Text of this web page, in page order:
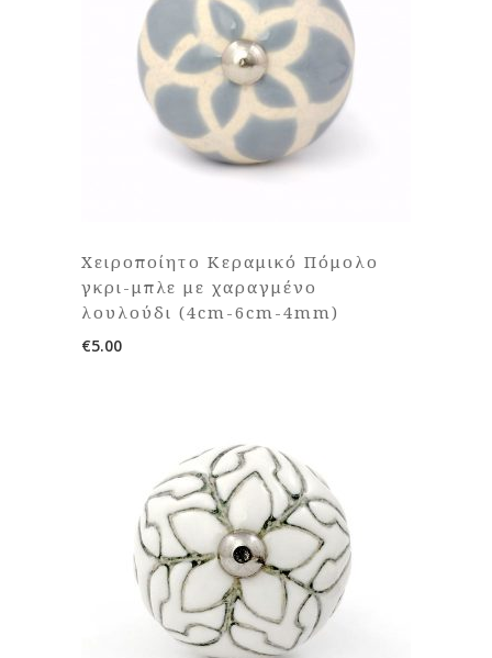
Χειροποίητο Κεραμικό Πόμολο
γκρι-μπλε με χαραγμένο
λουλούδι (4cm-6cm-4mm)
€5.00